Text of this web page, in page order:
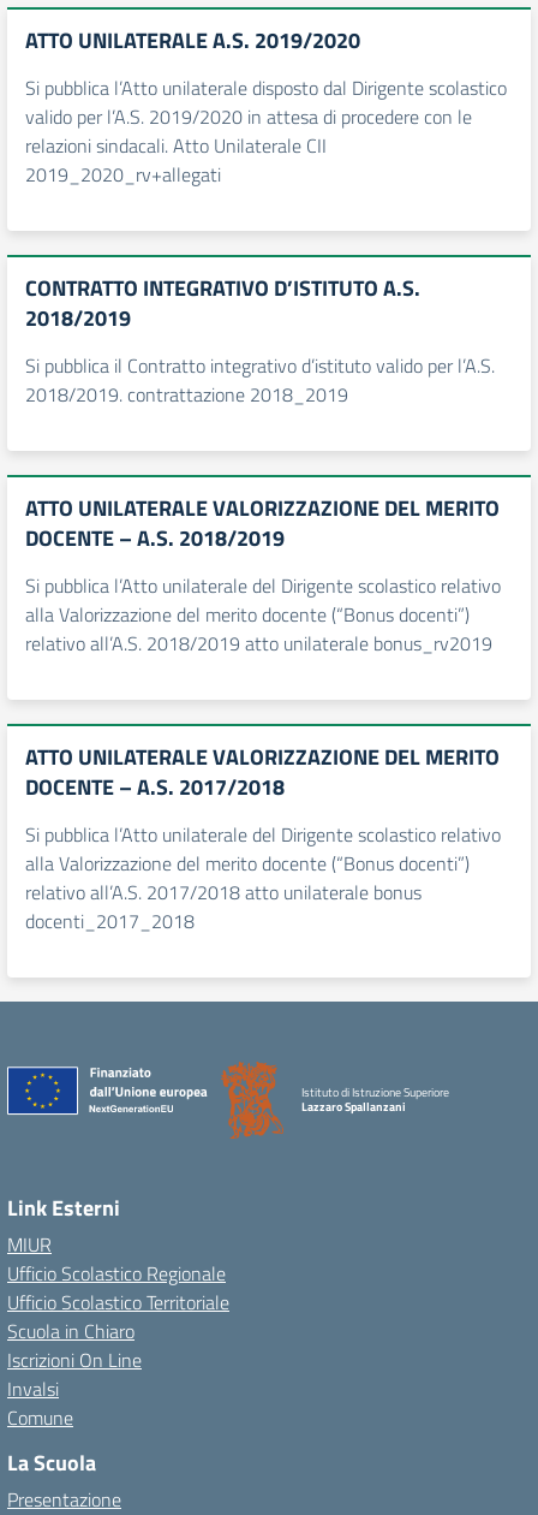
ATTO UNILATERALE A.S. 2019/2020
Si pubblica l’Atto unilaterale disposto dal Dirigente scolastico
valido per l’A.S. 2019/2020 in attesa di procedere con le
relazioni sindacali. Atto Unilaterale CII
2019_2020_rv+allegati
CONTRATTO INTEGRATIVO D’ISTITUTO A.S.
2018/2019
Si pubblica il Contratto integrativo d’istituto valido per l’A.S.
2018/2019. contrattazione 2018_2019
ATTO UNILATERALE VALORIZZAZIONE DEL MERITO
DOCENTE – A.S. 2018/2019
Si pubblica l’Atto unilaterale del Dirigente scolastico relativo
alla Valorizzazione del merito docente (“Bonus docenti”)
relativo all’A.S. 2018/2019 atto unilaterale bonus_rv2019
ATTO UNILATERALE VALORIZZAZIONE DEL MERITO
DOCENTE – A.S. 2017/2018
Si pubblica l’Atto unilaterale del Dirigente scolastico relativo
alla Valorizzazione del merito docente (“Bonus docenti”)
relativo all’A.S. 2017/2018 atto unilaterale bonus
docenti_2017_2018
Istituto di Istruzione Superiore
Lazzaro Spallanzani
Link Esterni
MIUR
Ufficio Scolastico Regionale
Ufficio Scolastico Territoriale
Scuola in Chiaro
Iscrizioni On Line
Invalsi
Comune
La Scuola
Presentazione